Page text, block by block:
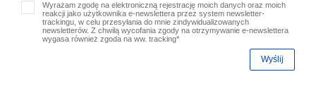
Wyrażam zgodę na elektroniczną rejestrację moich danych oraz moich
reakcji jako użytkownika e-newslettera przez system newsletter-
trackingu, w celu przesyłania do mnie zindywidualizowanych
newsletterów. Z chwilą wycofania zgody na otrzymywanie e-newslettera
wygasa również zgoda na ww. tracking*
Wyślij